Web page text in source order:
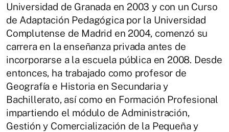
Universidad de Granada en 2003 y con un Curso
de Adaptación Pedagógica por la Universidad
Complutense de Madrid en 2004, comenzó su
carrera en la enseñanza privada antes de
incorporarse a la escuela pública en 2008. Desde
entonces, ha trabajado como profesor de
Geografía e Historia en Secundaria y
Bachillerato, así como en Formación Profesional
impartiendo el módulo de Administración,
Gestión y Comercialización de la Pequeña y